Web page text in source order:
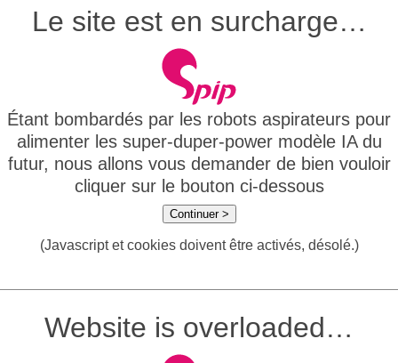
Le site est en surcharge…
Étant bombardés par les robots aspirateurs pour
alimenter les super-duper-power modèle IA du
futur, nous allons vous demander de bien vouloir
cliquer sur le bouton ci-dessous
Continuer >
(Javascript et cookies doivent être activés, désolé.)
Website is overloaded…